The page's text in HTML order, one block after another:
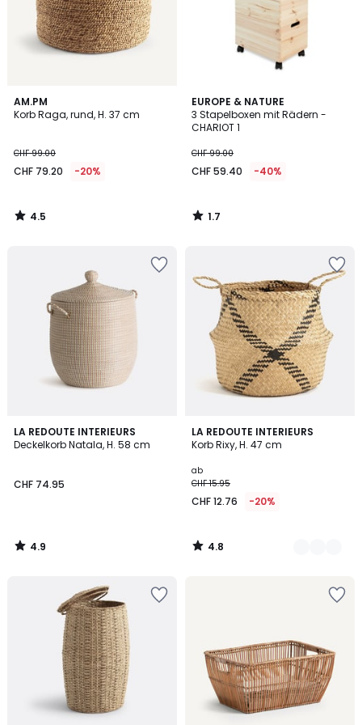
AM.PM
Korb Raga, rund, H. 37 cm
CHF 99.00
CHF 79.20 -20%
4.5
/ 5
4.5
/
EUROPE & NATURE
3 Stapelboxen mit Rädern -
CHARIOT 1
CHF 99.00
CHF 59.40 -40%
1.7
/
5
1.7
/
LA REDOUTE INTERIEURS
Deckelkorb Natala, H. 58 cm
CHF 74.95
4.9
/ 5
4.9
/
LA REDOUTE INTERIEURS
Korb Rixy, H. 47 cm
ab
CHF 15.95
CHF 12.76 -20%
4.8
/ 5
2
Farben
4.8
/